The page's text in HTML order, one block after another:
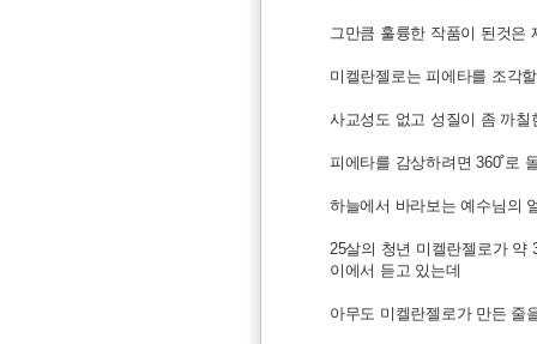
그만큼 훌륭한 작품이 된것은
미켈란젤로는 피에타를 조각
사교성도 없고 성질이 좀 까
피에타를 감상하려면 360˚로
하늘에서 바라보는 예수님의
25살의 청년 미켈란젤로가 약
이에서 듣고 있는데
아무도 미켈란젤로가 만든 줄